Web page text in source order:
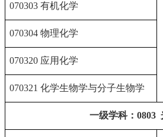
070303 有机化学
070304 物理化学
070320 应用化学
070321 化学生物学与分子生物学
一级学科：0803